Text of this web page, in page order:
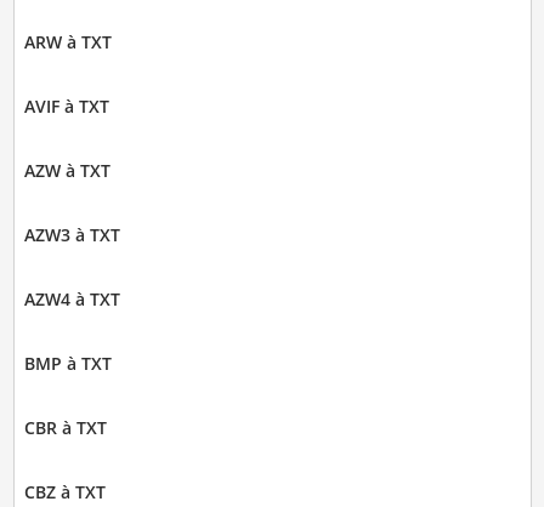
ARW à TXT
AVIF à TXT
AZW à TXT
AZW3 à TXT
AZW4 à TXT
BMP à TXT
CBR à TXT
CBZ à TXT